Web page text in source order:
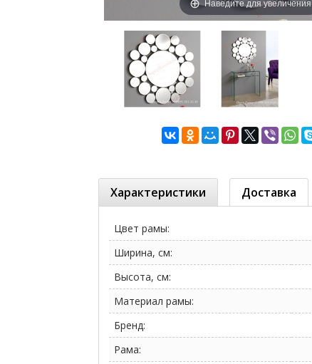
Наведите для увеличения
Характеристики Доставка
Цвет рамы:
Ширина, см:
Высота, см:
Материал рамы:
Бренд:
Рама: